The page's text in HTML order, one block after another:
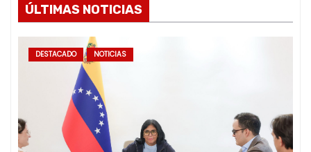
ÚLTIMAS NOTICIAS
DESTACADO NOTICIAS